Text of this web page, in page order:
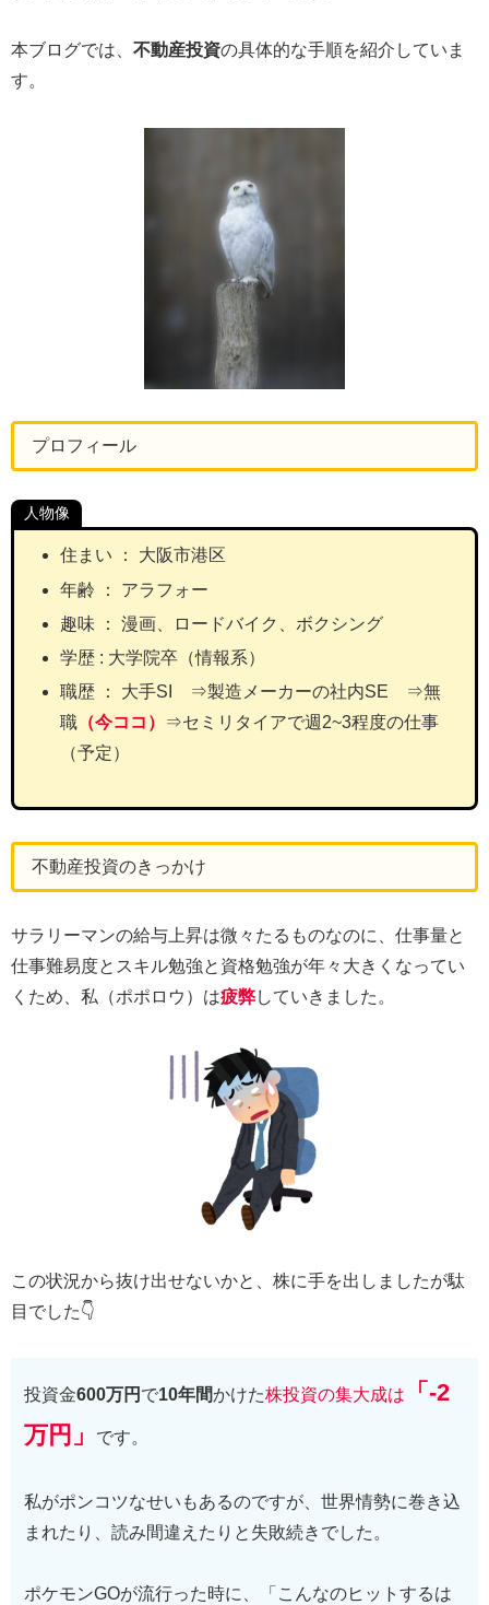
本ブログでは、 不動産投資の具体的な手順を紹介していま
す。
プロフィール
人物像
住まい ： 大阪市港区
年齢 ： アラフォー
趣味 ： 漫画、ロードバイク、ボクシング
学歴 : 大学院卒（情報系）
職歴 ： 大手SI ⇒製造メーカーの社内SE ⇒無
職（今ココ）
⇒セミリタイアで週2~3程度の仕事
（予定）
不動産投資のきっかけ
サラリーマンの給与上昇は微々たるものなのに、仕事量と
仕事難易度とスキル勉強と資格勉強が年々大きくなってい
くため、私（ポポロウ）は疲弊していきました。
この状況から抜け出せないかと、株に手を出しましたが駄
目でした👇
投資金600万円 で10年間かけた株投資の集大成は
「-2
万円」
です。
私がポンコツなせいもあるのですが、世界情勢に巻き込
まれたり、読み間違えたりと失敗続きでした。
ポケモンGOが流行った時に、「こんなのヒットするは